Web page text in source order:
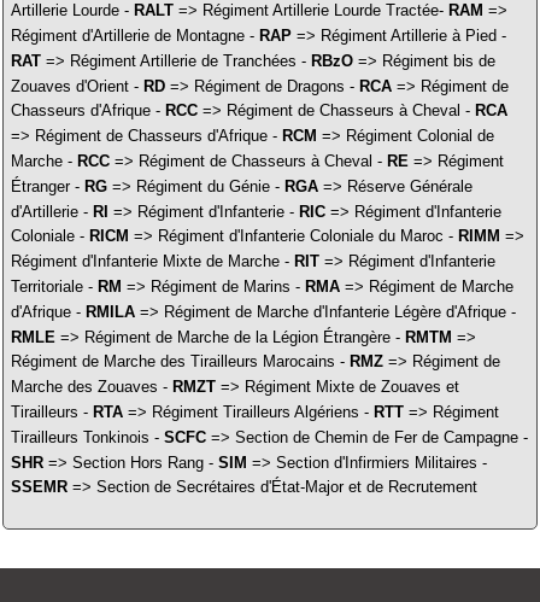
Artillerie Lourde - RALT=> Régiment Artillerie Lourde Tractée- RAM =>
Régiment d'Artillerie de Montagne - RAP=> Régiment Artillerie à Pied -
RAT=> Régiment Artillerie de Tranchées - RBzO=> Régiment bis de
Zouaves d'Orient - RD=> Régiment de Dragons - RCA=> Régiment de
Chasseurs d'Afrique - RCC=> Régiment de Chasseurs à Cheval - RCA
=> Régiment de Chasseurs d'Afrique - RCM => Régiment Colonial de
Marche - RCC=> Régiment de Chasseurs à Cheval - RE=> Régiment
Étranger - RG=> Régiment du Génie - RGA=> Réserve Générale
d'Artillerie - RI => Régiment d'Infanterie - RIC=> Régiment d'Infanterie
Coloniale - RICM => Régiment d'Infanterie Coloniale du Maroc - RIMM =>
Régiment d'Infanterie Mixte de Marche - RIT=> Régiment d'Infanterie
Territoriale - RM => Régiment de Marins - RMA=> Régiment de Marche
d'Afrique - RMILA=> Régiment de Marche d'Infanterie Légère d'Afrique -
RMLE => Régiment de Marche de la Légion Étrangère - RMTM =>
Régiment de Marche des Tirailleurs Marocains - RMZ=> Régiment de
Marche des Zouaves - RMZT=> Régiment Mixte de Zouaves et
Tirailleurs - RTA=> Régiment Tirailleurs Algériens - RTT=> Régiment
Tirailleurs Tonkinois - SCFC=> Section de Chemin de Fer de Campagne -
SHR=> Section Hors Rang - SIM => Section d'Infirmiers Militaires -
SSEMR=> Section de Secrétaires d'État-Major et de Recrutement